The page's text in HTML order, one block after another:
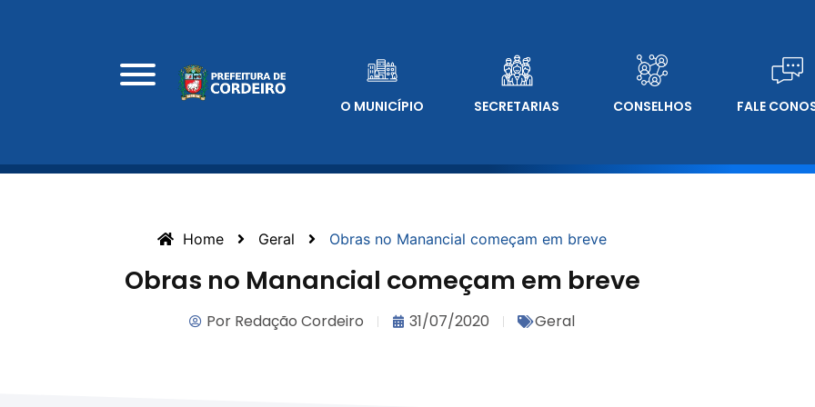
O MUNICÍPIO SECRETARIAS CONSELHOS FALE
Home Geral Obras no Manancial começam em breve
Obras no Manancial começam em breve
Por Redação Cordeiro 31/07/2020 Geral